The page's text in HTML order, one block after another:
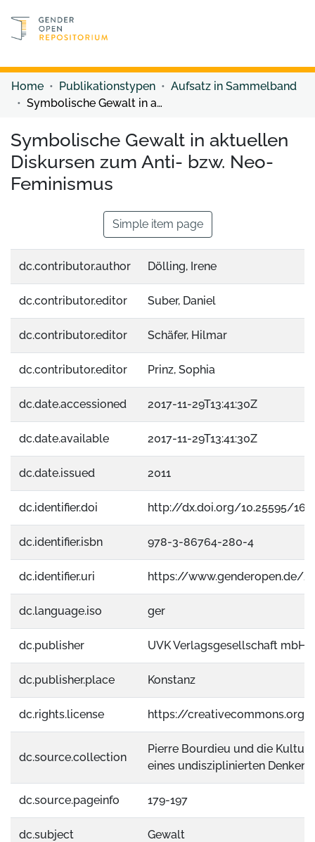
Discover content
Home Publikationstypen
Aufsatz in Sammelband
Symbolische Gewalt in aktuellen Diskursen zum Anti- bzw. Neo-Feminismus
Symbolische Gewalt in aktuellen
Diskursen zum Anti- bzw. Neo-
Feminismus
Simple item page
dc.contributor.author Dölling, Irene
dc.contributor.editor Suber, Daniel
dc.contributor.editor Schäfer, Hilmar
dc.contributor.editor Prinz, Sophia
dc.date.accessioned 2017-11-29T13:41:30Z
dc.date.available 2017-11-29T13:41:30Z
dc.date.issued 2011
dc.identifier.doi http://dx.doi.org/10.25595/16
dc.identifier.isbn 978-3-86764-280-4
dc.identifier.uri https://www.genderopen.de/
dc.language.iso ger
dc.publisher UVK Verlagsgesellschaft mbH
dc.publisher.place Konstanz
dc.rights.license https://
dc.source.collection
Pierre Bourdieu und die
eines undisziplinierten Denkens
dc.source.pageinfo 179-197
dc.subject Gewalt